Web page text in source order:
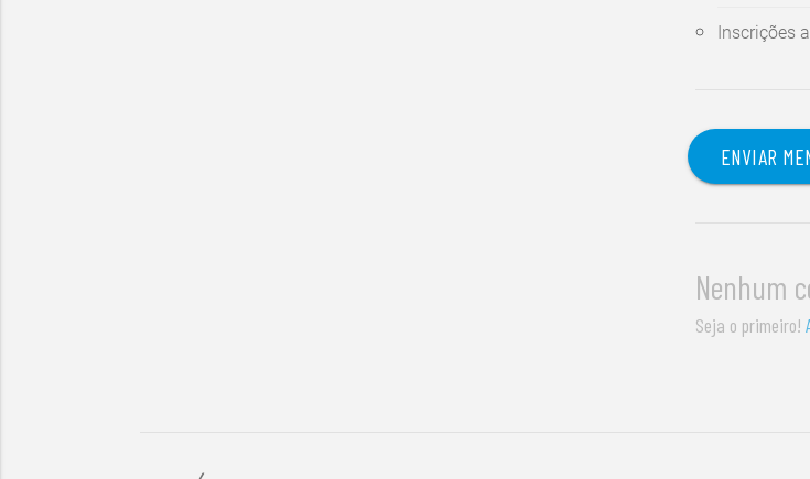
Inscrições
ENVIAR
Nenhum
Seja o primeiro!